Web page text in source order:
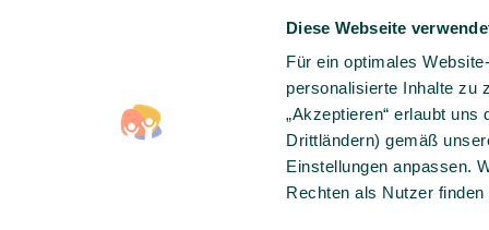
Diese Webseite
Für ein optimales
personalisierte Inhalte zu
„Akzeptieren“ erlaubt
Drittländern) gemäß
Einstellungen anpassen.
Rechten als Nutzer
Windelpauschale
Kindertagespflege
Hinweise zur Batterieentsorgung
Entsorgung von Elektro-Altgeräten